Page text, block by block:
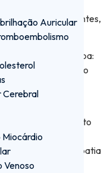
Auricular
Cerebral
Venoso
mais exigentes,
à nossa equipa:
que deviam estar no
papel pessoal, a
no contexto
de adaptação, empatia